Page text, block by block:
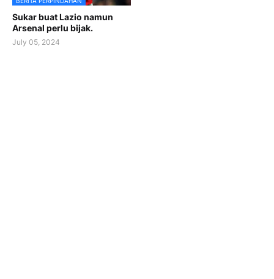
Sukar buat Lazio namun
Arsenal perlu bijak.
July 05, 2024